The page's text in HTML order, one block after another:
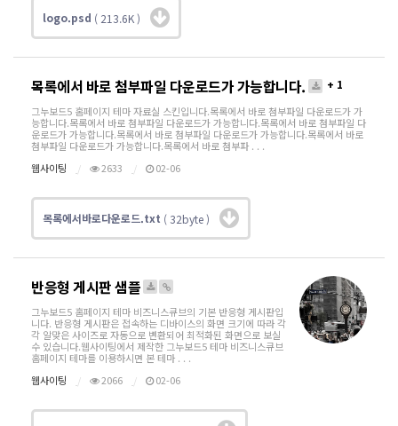
logo.psd ( 213.6K )
목록에서 바로 첨부파일 다운로드가 가능합니다. + 1
그누보드5 홈페이지 테마 자료실 스킨입니다.목록에서 바로 첨부파일 다운로드가 가
능합니다.목록에서 바로 첨부파일 다운로드가 가능합니다.목록에서 바로 첨부파일 다
운로드가 가능합니다.목록에서 바로 첨부파일 다운로드가 가능합니다.목록에서 바로
첨부파일 다운로드가 가능합니다.목록에서 바로 첨부파 . . .
웹사이팅
2633 02-06
목록에서바로다운로드.txt ( 32byte )
반응형 게시판 샘플
그누보드5 홈페이지 테마 비즈니스큐브의 기본 반응형 게시판입
니다. 반응형 게시판은 접속하는 디바이스의 화면 크기에 따라 각
각 알맞은 사이즈로 자동으로 변환되어 최적화된 화면으로 보실
수 있습니다.웹사이팅에서 제작한 그누보드5 테마 비즈니스큐브
홈페이지 테마를 이용하시면 본 테마 . . .
웹사이팅
2066 02-06